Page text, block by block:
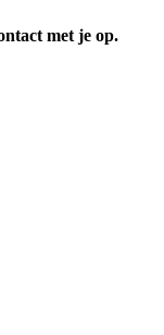
met je op.